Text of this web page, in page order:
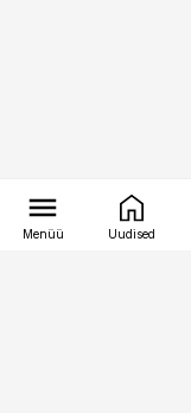
Menüü Uudised